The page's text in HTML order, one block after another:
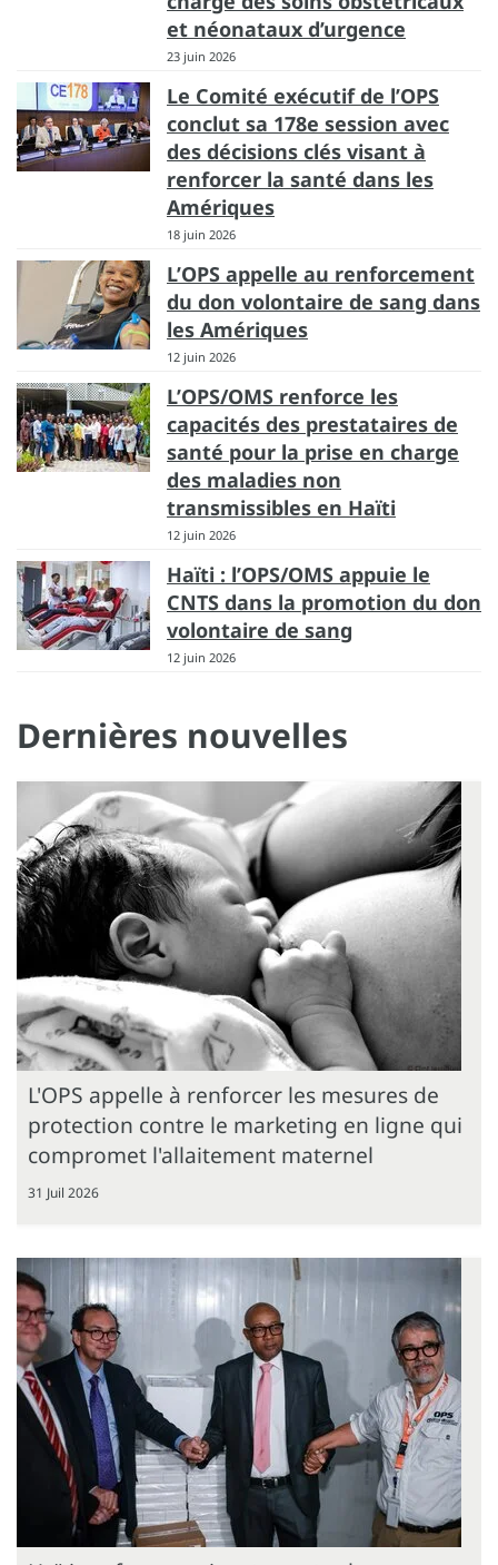
et néonataux d’urgence
23 juin 2026
Le Comité exécutif de l’OPS
conclut sa 178e session avec
des décisions clés visant à
renforcer la santé dans les
Amériques
18 juin 2026
L’OPS appelle au renforcement
du don volontaire de sang dans
les Amériques
12 juin 2026
L’OPS/OMS renforce les
capacités des prestataires de
santé pour la prise en charge
des maladies non
transmissibles en Haïti
12 juin 2026
Haïti : l’OPS/OMS appuie le
CNTS dans la promotion du don
volontaire de sang
12 juin 2026
Dernières nouvelles
L'OPS appelle à renforcer les mesures de
protection contre le marketing en ligne qui
compromet l'allaitement maternel
31 Juil 2026